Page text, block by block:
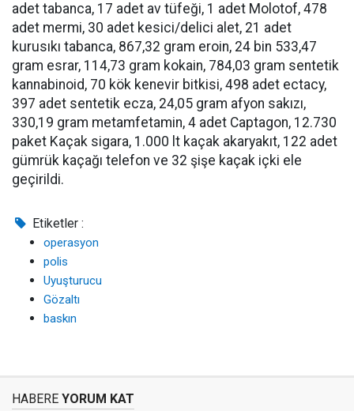
adet tabanca, 17 adet av tüfeği, 1 adet Molotof, 478
adet mermi, 30 adet kesici/delici alet, 21 adet
kurusıkı tabanca, 867,32 gram eroin, 24 bin 533,47
gram esrar, 114,73 gram kokain, 784,03 gram sentetik
kannabinoid, 70 kök kenevir bitkisi, 498 adet ectacy,
397 adet sentetik ecza, 24,05 gram afyon sakızı,
330,19 gram metamfetamin, 4 adet Captagon, 12.730
paket Kaçak sigara, 1.000 lt kaçak akaryakıt, 122 adet
gümrük kaçağı telefon ve 32 şişe kaçak içki ele
geçirildi.
Etiketler :
operasyon
polis
Uyuşturucu
Gözaltı
baskın
HABERE YORUM KAT